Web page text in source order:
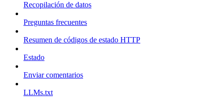
Recopilación de datos
Preguntas frecuentes
Resumen de códigos de estado HTTP
Estado
Enviar comentarios
LLMs.txt